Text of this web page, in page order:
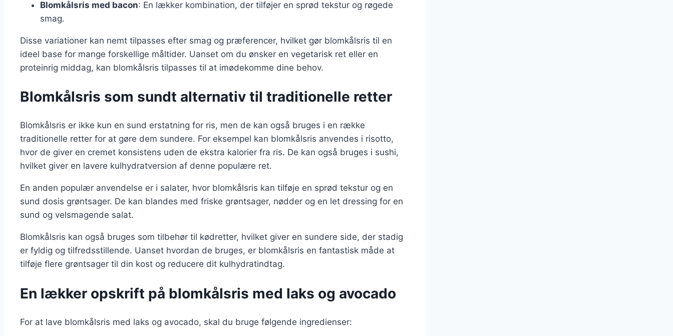
Blomkålsris med bacon: En lækker kombination, der tilføjer en sprød tekstur og røgede
smag.
Disse variationer kan nemt tilpasses efter smag og præferencer, hvilket gør blomkålsris til en
ideel base for mange forskellige måltider. Uanset om du ønsker en vegetarisk ret eller en
proteinrig middag, kan blomkålsris tilpasses til at imødekomme dine behov.
Blomkålsris som sundt alternativ til traditionelle retter
Blomkålsris er ikke kun en sund erstatning for ris, men de kan også bruges i en række
traditionelle retter for at gøre dem sundere. For eksempel kan blomkålsris anvendes i risotto,
hvor de giver en cremet konsistens uden de ekstra kalorier fra ris. De kan også bruges i sushi,
hvilket giver en lavere kulhydratversion af denne populære ret.
En anden populær anvendelse er i salater, hvor blomkålsris kan tilføje en sprød tekstur og en
sund dosis grøntsager. De kan blandes med friske grøntsager, nødder og en let dressing for en
sund og velsmagende salat.
Blomkålsris kan også bruges som tilbehør til kødretter, hvilket giver en sundere side, der stadig
er fyldig og tilfredsstillende. Uanset hvordan de bruges, er blomkålsris en fantastisk måde at
tilføje flere grøntsager til din kost og reducere dit kulhydratindtag.
En lækker opskrift på blomkålsris med laks og avocado
For at lave blomkålsris med laks og avocado, skal du bruge følgende ingredienser: